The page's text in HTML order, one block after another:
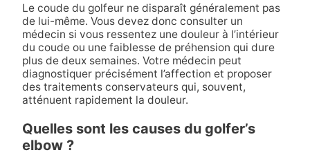
Le coude du golfeur ne disparaît généralement pas
de lui-même. Vous devez donc consulter un
médecin si vous ressentez une douleur à l’intérieur
du coude ou une faiblesse de préhension qui dure
plus de deux semaines. Votre médecin peut
diagnostiquer précisément l’affection et proposer
des traitements conservateurs qui, souvent,
atténuent rapidement la douleur.
Quelles sont les causes du golfer’s
elbow ?